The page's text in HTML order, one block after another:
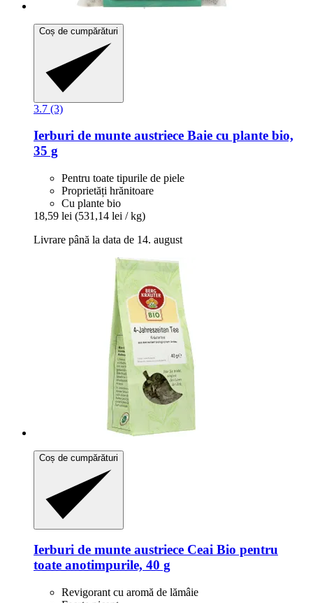
Coș de cumpărături
3.7 (3)
Ierburi de munte austriece Baie cu plante bio,
35 g
Pentru toate tipurile de piele
Proprietăți hrănitoare
Cu plante bio
18,59 lei (531,14 lei / kg)
Livrare până la data de 14. august
Coș de cumpărături
Ierburi de munte austriece Ceai Bio pentru
toate anotimpurile, 40 g
Revigorant cu aromă de lămâie